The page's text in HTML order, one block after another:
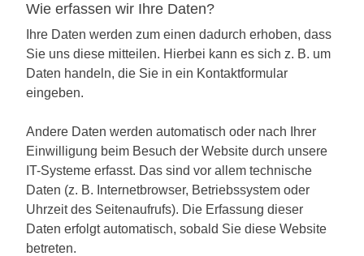
Wie erfassen wir Ihre Daten?
Ihre Daten werden zum einen dadurch erhoben, dass
Sie uns diese mitteilen. Hierbei kann es sich z. B. um
Daten handeln, die Sie in ein Kontaktformular
eingeben.
Andere Daten werden automatisch oder nach Ihrer
Einwilligung beim Besuch der Website durch unsere
IT-Systeme erfasst. Das sind vor allem technische
Daten (z. B. Internetbrowser, Betriebssystem oder
Uhrzeit des Seitenaufrufs). Die Erfassung dieser
Daten erfolgt automatisch, sobald Sie diese Website
betreten.